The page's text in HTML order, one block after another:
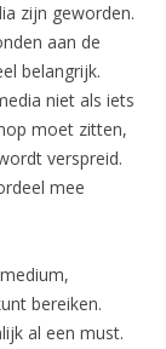
zijn geworden.
aan de
belangrijk.
niet als iets
moet zitten,
verspreid.
mee
bereiken.
al een must.